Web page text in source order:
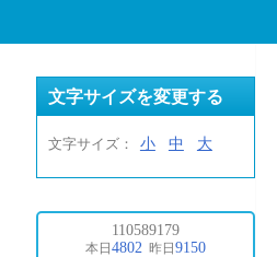
文字サイズを変更する
文字サイズ： 小 中 大